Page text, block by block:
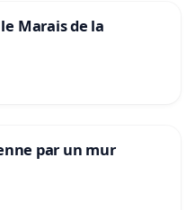
Marais de la
par un mur